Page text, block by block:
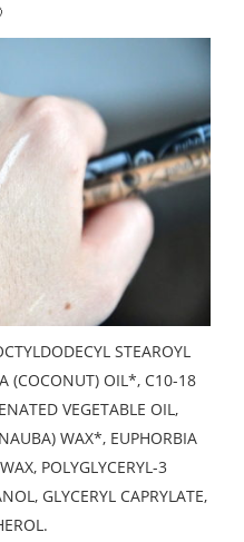
STEAROYL
(COCONUT) OIL*, C10-18
VEGETABLE OIL,
WAX*, EUPHORBIA
POLYGLYCERYL-3
GLYCERYL CAPRYLATE,